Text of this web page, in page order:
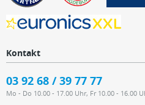
Kontakt
03 92 68 / 39 77 77
Mo - Do 10.00 - 17.00 Uhr, Fr 10.00 - 16.00